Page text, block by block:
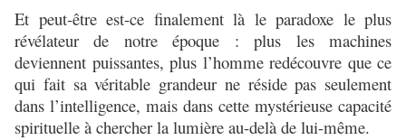
Et peut-être est-ce finalement là le paradoxe le plus
révélateur de notre époque : plus les machines
deviennent puissantes, plus l’homme redécouvre que ce
qui fait sa véritable grandeur ne réside pas seulement
dans l’intelligence, mais dans cette mystérieuse capacité
spirituelle à chercher la lumière au-delà de lui-même.